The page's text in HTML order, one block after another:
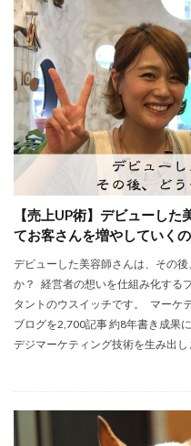
【売上UP術】デビューし
てお客さんを増やしていく
デビューした美容師さんは、その
か？ 経営者の想いを仕組み化する
タントのウスイッチです。 マーケ
ブログを2,700記事 約8年書き成果
デジマーケティング技術を生み出